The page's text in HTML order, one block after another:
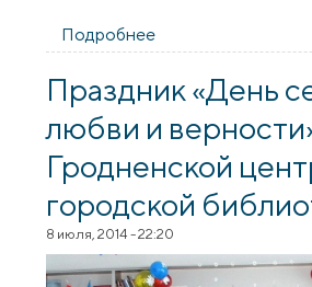
Подробнее
тему «Сергий
земли русской»
Праздник «День
любви и
Гродненской
городской
8 июля, 2014 - 22:20